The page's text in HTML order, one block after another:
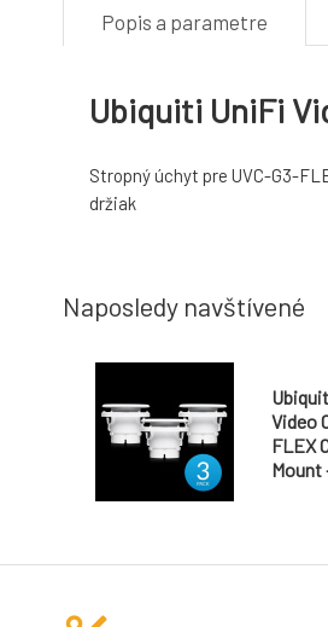
Popis a parametre
Ubiquiti UniFi
Stropný úchyt pre UVC-G3-
držiak
Naposledy navštívené
Video
FLEX
Mount